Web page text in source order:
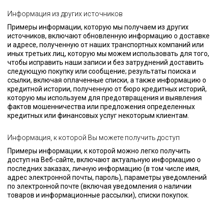
Информация из других источников
Примеры информации, которую мы получаем из других
источников, включают обновленную информацию о доставке
и адресе, полученную от наших транспортных компаний или
иных третьих лиц, которую мы можем использовать для того,
чтобы исправить наши записи и без затруднений доставить
следующую покупку или сообщение; результаты поиска и
ссылки, включая оплаченные списки, а также информацию о
кредитной истории, полученную от бюро кредитных историй,
которую мы используем для предотвращения и выявления
фактов мошенничества или предложения определенных
кредитных или финансовых услуг некоторым клиентам.
Информация, к которой Вы можете получить доступ
Примеры информации, к которой можно легко получить
доступ на Веб-сайте, включают актуальную информацию о
последних заказах, личную информацию (в том числе имя,
адрес электронной почты, пароль), параметры уведомлений
по электронной почте (включая уведомления о наличии
товаров и информационные рассылки), списки покупок.